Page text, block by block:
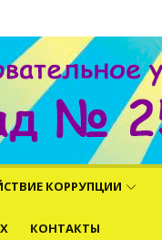
КОРРУПЦИИ
КОНТАКТЫ